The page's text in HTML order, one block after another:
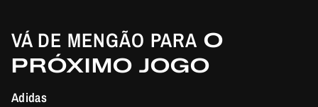
VÁ DE MENGÃO PARA O
PRÓXIMO JOGO
Adidas